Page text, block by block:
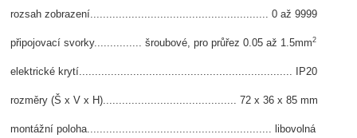
rozsah zobrazení........................................................ 0 až 9999
připojovací svorky............... šroubové, pro průřez 0.05 až 1.5mm2
elektrické krytí................................................................... IP20
rozměry (Š x V x H).......................................... 72 x 36 x 85 mm
montážní poloha.......................................................... libovolná